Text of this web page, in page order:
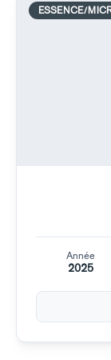
ESSENCE/
Année
2025